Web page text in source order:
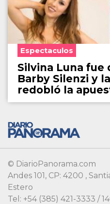
Espectaculos
Silvina Luna fue
Barby Silenzi y
redobló la
© DiarioPanorama.com
Andes 101, CP: 4200 ,
Estero
Tel: +54 (385) 421-3333 /